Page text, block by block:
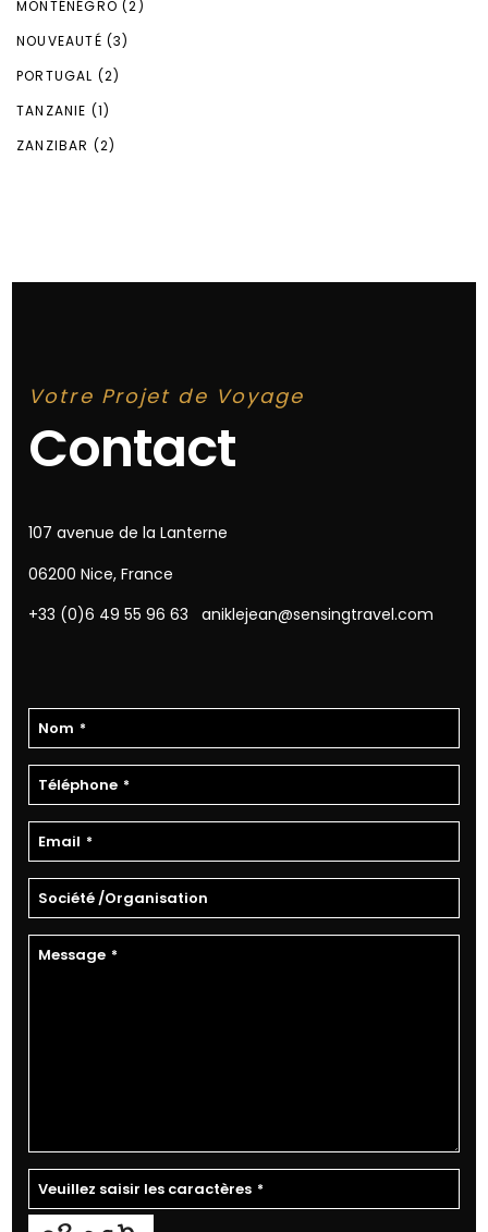
MONTÉNÉGRO (2)
NOUVEAUTÉ (3)
PORTUGAL (2)
TANZANIE (1)
ZANZIBAR (2)
Votre Projet de Voyage
Contact
107 avenue de la Lanterne
06200 Nice, France
+33 (0)6 49 55 96 63
aniklejean@sensingtravel.com
Nom *
Téléphone *
Email *
Société /Organisation
Message *
Veuillez saisir les caractères *